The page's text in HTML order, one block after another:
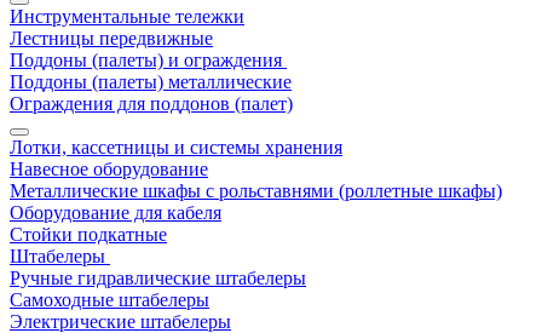
Инструментальные тележки
Лестницы передвижные
Поддоны (палеты) и ограждения
Поддоны (палеты) металлические
Ограждения для поддонов (палет)
Лотки, кассетницы и системы хранения
Навесное оборудование
Металлические шкафы с рольставнями (роллетные шкафы)
Оборудование для кабеля
Стойки подкатные
Штабелеры
Ручные гидравлические штабелеры
Самоходные штабелеры
Электрические штабелеры